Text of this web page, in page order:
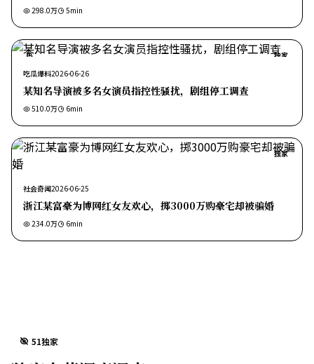
298.0万 5min
热
独家
吃瓜爆料2026-06-26
某知名导演被多名女演员指控性骚扰，剧组停工调查
510.0万 6min
独家
社会奇闻2026-06-25
浙江某富豪为博网红女友欢心，掷3000万购豪宅却被骗婚
234.0万 6min
51独家